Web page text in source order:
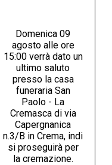
Domenica 09
agosto alle ore
15:00 verrà dato un
ultimo saluto
presso la casa
funeraria San
Paolo - La
Cremasca di via
Capergnanica
n.3/B in Crema, indi
si proseguirà per
la cremazione.